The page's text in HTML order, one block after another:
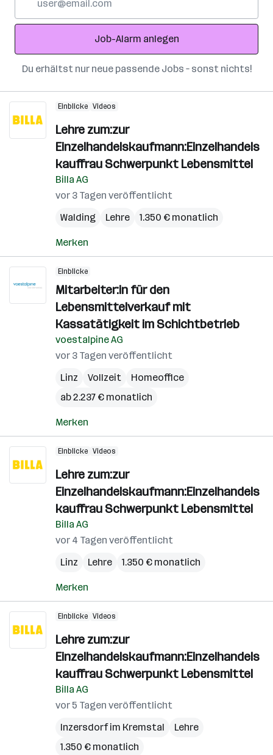
Adresse
Job-Alarm anlegen
Du erhältst nur neue passende Jobs – sonst nichts!
Einblicke Videos
Lehre zum:zur
Einzelhandelskaufmann:Einzelhandels
kauffrau Schwerpunkt Lebensmittel
Billa AG
vor 3 Tagen veröffentlicht
Walding
Lehre 1.350 € monatlich
Merken
Einblicke
Mitarbeiter:in für den
Lebensmittelverkauf mit
Kassatätigkeit im Schichtbetrieb
voestalpine AG
vor 3 Tagen veröffentlicht
Linz
Vollzeit
Homeoffice
ab 2.237 € monatlich
Merken
Einblicke Videos
Lehre zum:zur
Einzelhandelskaufmann:Einzelhandels
kauffrau Schwerpunkt Lebensmittel
Billa AG
vor 4 Tagen veröffentlicht
Linz
Lehre 1.350 € monatlich
Merken
Einblicke Videos
Lehre zum:zur
Einzelhandelskaufmann:Einzelhandels
kauffrau Schwerpunkt Lebensmittel
Billa AG
vor 5 Tagen veröffentlicht
Inzersdorf im Kremstal
Lehre
1.350 € monatlich